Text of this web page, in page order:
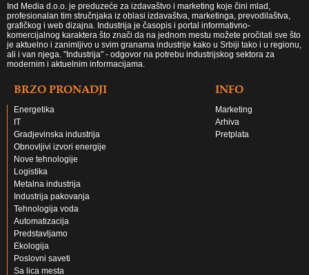
Ind Media d.o.o. je preduzeće za izdavaštvo i marketing koje čini mlad,
profesionalan tim stručnjaka iz oblasi izdavaštva, marketinga, prevodilaštva,
grafičkog i web dizajna. Industrija je časopis i portal informativno-
komercijalnog karaktera što znači da na jednom mestu možete pročitati sve što
je aktuelno i zanimljivo u svim granama industrije kako u Srbiji tako i u regionu,
ali i van njega. "Industrija" - odgovor na potrebu industrijskog sektora za
modernim i aktuelnim informacijama.
BRZO PRONADJI
Energetika
IT
Gradjevinska industrija
Obnovljivi izvori energije
Nove tehnologije
Logistika
Metalna industrija
Industrija pakovanja
Tehnologija voda
Automatizacija
Predstavljamo
Ekologija
Poslovni saveti
Sa lica mesta
INFO
Marketing
Arhiva
Pretplata